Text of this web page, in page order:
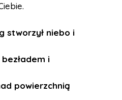
stworzył niebo i
i
powierzchnią